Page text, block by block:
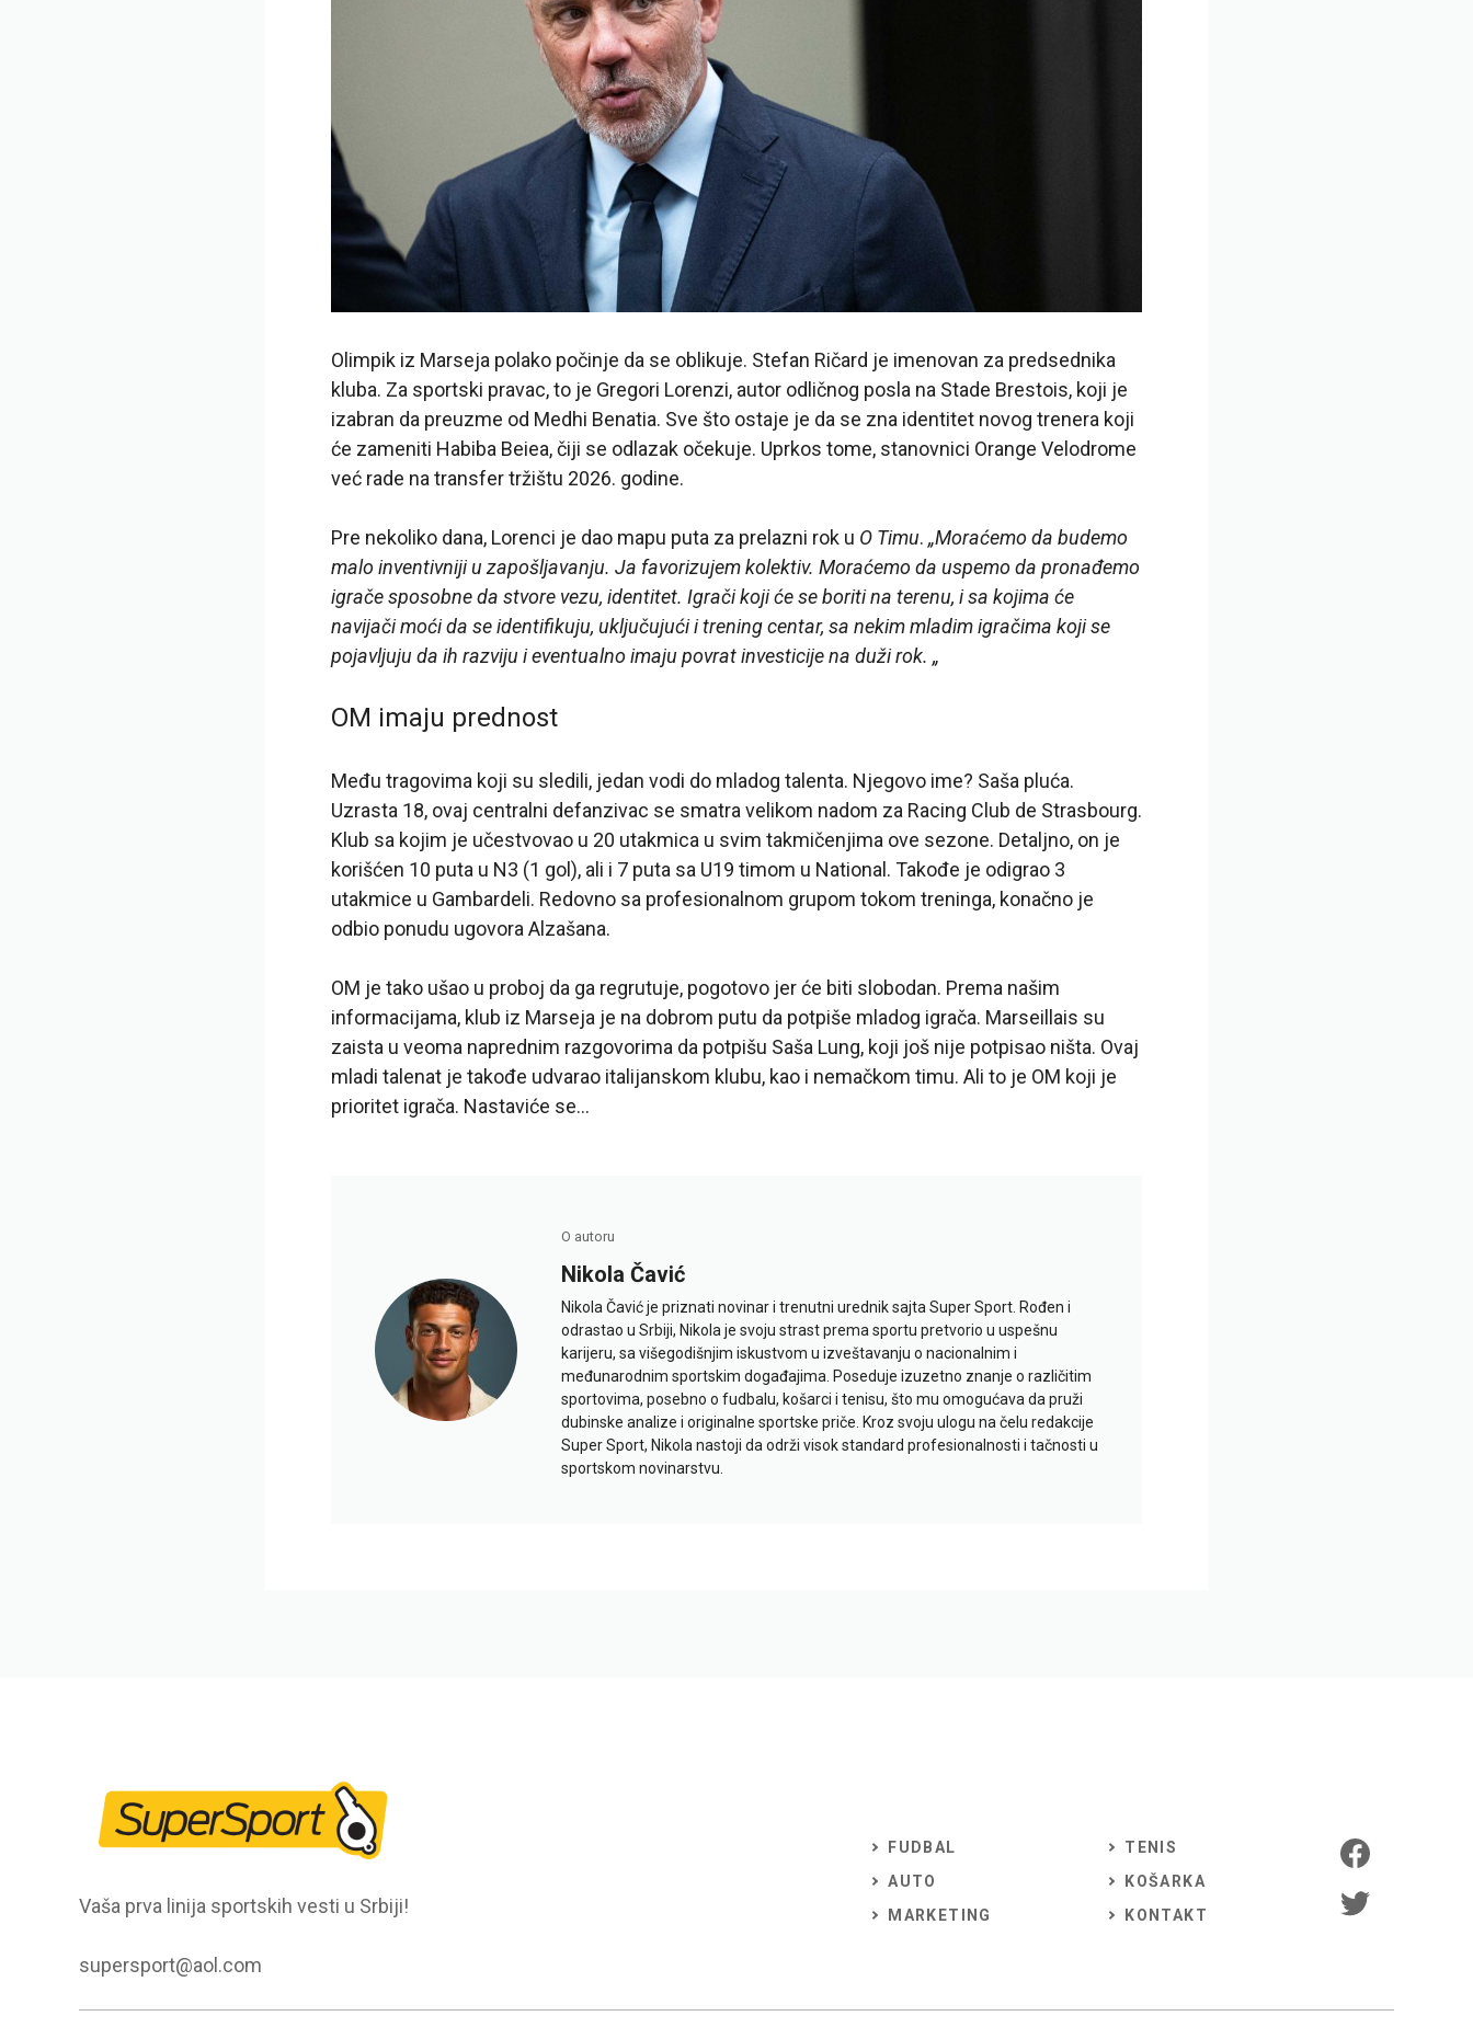
Olimpik iz Marseja polako počinje da se oblikuje. Stefan Ričard je imenovan za predsednika
kluba. Za sportski pravac, to je Gregori Lorenzi, autor odličnog posla na Stade Brestois, koji je
izabran da preuzme od Medhi Benatia. Sve što ostaje je da se zna identitet novog trenera koji
će zameniti Habiba Beiea, čiji se odlazak očekuje. Uprkos tome, stanovnici Orange Velodrome
već rade na transfer tržištu 2026. godine.
Pre nekoliko dana, Lorenci je dao mapu puta za prelazni rok u O Timu. „Moraćemo da budemo
malo inventivniji u zapošljavanju. Ja favorizujem kolektiv. Moraćemo da uspemo da pronađemo
igrače sposobne da stvore vezu, identitet. Igrači koji će se boriti na terenu, i sa kojima će
navijači moći da se identifikuju, uključujući i trening centar, sa nekim mladim igračima koji se
pojavljuju da ih razviju i eventualno imaju povrat investicije na duži rok. „
OM imaju prednost
Među tragovima koji su sledili, jedan vodi do mladog talenta. Njegovo ime? Saša pluća.
Uzrasta 18, ovaj centralni defanzivac se smatra velikom nadom za Racing Club de Strasbourg.
Klub sa kojim je učestvovao u 20 utakmica u svim takmičenjima ove sezone. Detaljno, on je
korišćen 10 puta u N3 (1 gol), ali i 7 puta sa U19 timom u National. Takođe je odigrao 3
utakmice u Gambardeli. Redovno sa profesionalnom grupom tokom treninga, konačno je
odbio ponudu ugovora Alzašana.
OM je tako ušao u proboj da ga regrutuje, pogotovo jer će biti slobodan. Prema našim
informacijama, klub iz Marseja je na dobrom putu da potpiše mladog igrača. Marseillais su
zaista u veoma naprednim razgovorima da potpišu Saša Lung, koji još nije potpisao ništa. Ovaj
mladi talenat je takođe udvarao italijanskom klubu, kao i nemačkom timu. Ali to je OM koji je
prioritet igrača. Nastaviće se…
O autoru
Nikola Čavić
Nikola Čavić je priznati novinar i trenutni urednik sajta Super Sport. Rođen i
odrastao u Srbiji, Nikola je svoju strast prema sportu pretvorio u uspešnu
karijeru, sa višegodišnjim iskustvom u izveštavanju o nacionalnim i
međunarodnim sportskim događajima. Poseduje izuzetno znanje o različitim
sportovima, posebno o fudbalu, košarci i tenisu, što mu omogućava da pruži
dubinske analize i originalne sportske priče. Kroz svoju ulogu na čelu redakcije
Super Sport, Nikola nastoji da održi visok standard profesionalnosti i tačnosti u
sportskom novinarstvu.
Vaša prva linija sportskih vesti u Srbiji!
supersport@aol.com
FUDBAL
AUTO
MARKETING
TENIS
KOŠARKA
KONTAKT